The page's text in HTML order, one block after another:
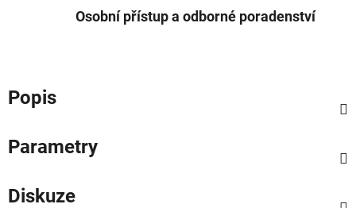
Osobní přístup a odborné poradenství
Popis
Parametry
Diskuze